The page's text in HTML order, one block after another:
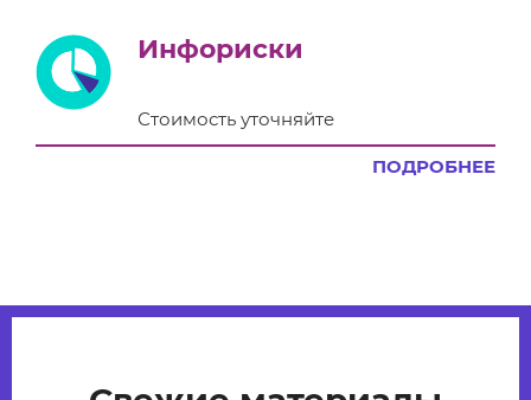
Инфориски
Стоимость уточняйте
ПОДРОБНЕЕ